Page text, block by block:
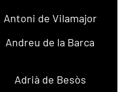
Antoni de Vilamajor
Andreu de la Barca
Adrià de Besòs